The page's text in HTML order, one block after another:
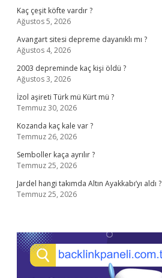
Kaç çeşit köfte vardır ?
Ağustos 5, 2026
Avangart sitesi depreme dayanıklı mı ?
Ağustos 4, 2026
2003 depreminde kaç kişi öldü ?
Ağustos 3, 2026
İzol aşireti Türk mü Kürt mü ?
Temmuz 30, 2026
Kozanda kaç kale var ?
Temmuz 26, 2026
Semboller kaça ayrılır ?
Temmuz 25, 2026
Jardel hangi takımda Altın Ayakkabı’yı aldı ?
Temmuz 25, 2026